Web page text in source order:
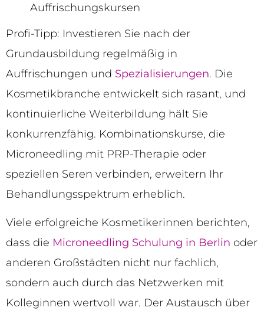
Auffrischungskursen
Profi-Tipp: Investieren Sie nach der
Grundausbildung regelmäßig in
Auffrischungen und Spezialisierungen. Die
Kosmetikbranche entwickelt sich rasant, und
kontinuierliche Weiterbildung hält Sie
konkurrenzfähig. Kombinationskurse, die
Microneedling mit PRP-Therapie oder
speziellen Seren verbinden, erweitern Ihr
Behandlungsspektrum erheblich.
Viele erfolgreiche Kosmetikerinnen berichten,
dass die Microneedling Schulung in Berlin oder
anderen Großstädten nicht nur fachlich,
sondern auch durch das Netzwerken mit
Kolleginnen wertvoll war. Der Austausch über